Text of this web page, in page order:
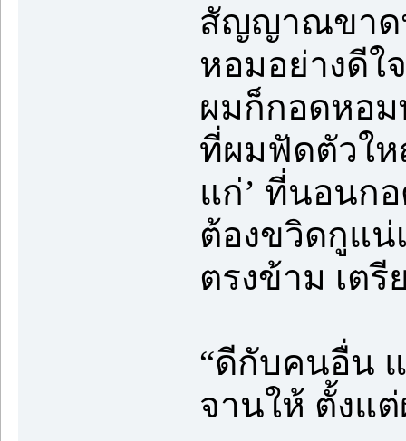
สัญญาณขาด
หอมอย่างดี
ผมก็กอดหอม
ที่ผมฟัดตัวให
แก่’ ที่นอนก
ต้องขวิดกูแน่
ตรงข้าม เต
“ดีกับคนอื่น
จานให้ ตั้งแ